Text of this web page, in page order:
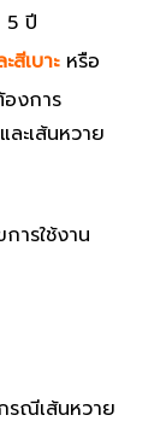
5 ปี
สีเบาะหรือ
องการ
ละเส้นหวาย
ารใช้งาน
รณีเส้นหวาย